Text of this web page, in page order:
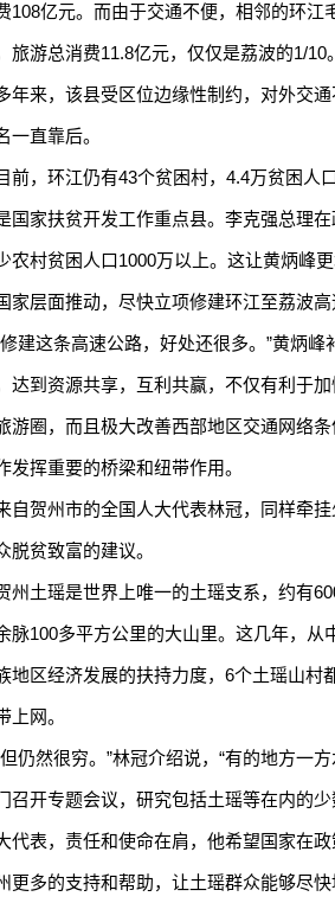
108亿元。而由于交通不便，相邻的环
旅游总消费11.8亿元，仅仅是荔波的1/10
来，该县受区位边缘性制约，对外交通
一直靠后。
，环江仍有43个贫困村，4.4万贫困人口
国家扶贫开发工作重点县。李克强总理
农村贫困人口1000万以上。这让黄炳峰
家层面推动，尽快立项修建环江至荔波
这条高速公路，好处还很多。”黄炳峰
达到资源共享，互利共赢，不仅有利于
游圈，而且极大改善西部地区交通网络
发挥重要的桥梁和纽带作用。
贺州市的全国人大代表林冠，同样牵挂
脱贫致富的建议。
土瑶是世界上唯一的土瑶支系，约有
脉100多平方公里的大山里。这几年，
地区经济发展的扶持力度，6个土瑶山
上网。
然很穷。”林冠介绍说，“有的地方一方
召开专题会议，研究包括土瑶等在内的
代表，责任和使命在肩，他希望国家在
更多的支持和帮助，让土瑶群众能够尽